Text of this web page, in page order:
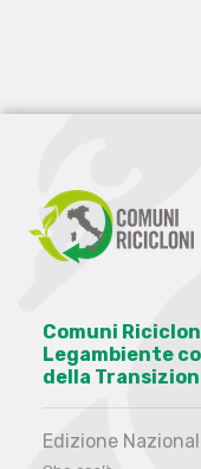
Comuni
Legambiente
della
Edizione